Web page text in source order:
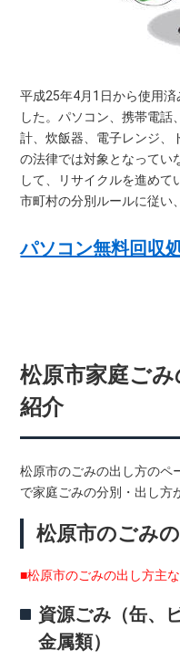
平成25年4月1日から使用
した。パソコン、携帯電
計、炊飯器、電子レンジ、
の法律では対象となってい
して、リサイクルを進め
市町村の分別ルールに従い
パソコン無料回収
松原市家庭ご
紹介
松原市のごみの出し方のペ
で家庭ごみの分別・出し方
松原市のごみ
■松原市のごみの出し方主
資源ごみ（缶、
金属類）